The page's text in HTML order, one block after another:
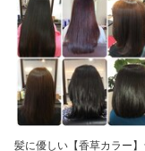
髪に優しい【香草カラー